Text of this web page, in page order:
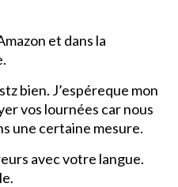
et dans la
bien. J’espéreque mon
vos lournées car nous
une certaine mesure.
avec votre langue.